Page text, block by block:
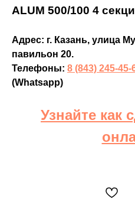
ALUM 500/100 4
Адрес: г. Казань, улица
павильон 20.
Телефоны: 8 (843) 245-45-
(Whatsapp)
Узнайте как